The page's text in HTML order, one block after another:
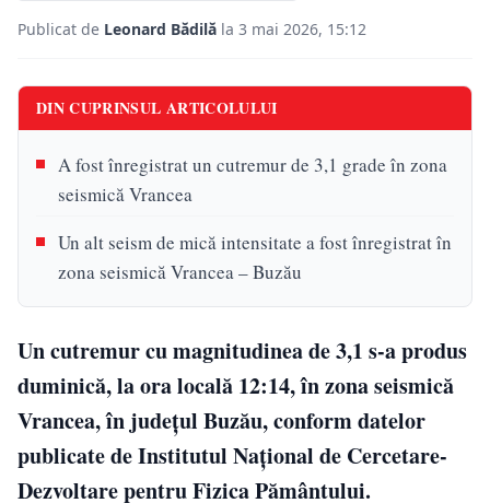
Publicat de Leonard Bădilă la 3 mai 2026, 15:12
DIN CUPRINSUL ARTICOLULUI
A fost înregistrat un cutremur de 3,1 grade în zona
seismică Vrancea
Un alt seism de mică intensitate a fost înregistrat în
zona seismică Vrancea – Buzău
Un cutremur cu magnitudinea de 3,1 s-a produs
duminică, la ora locală 12:14, în zona seismică
Vrancea, în județul Buzău, conform datelor
publicate de Institutul Național de Cercetare-
Dezvoltare pentru Fizica Pământului.